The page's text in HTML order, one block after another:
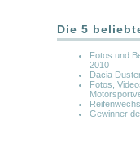
Die 5
Fotos und
2010
Dacia
Fotos,
Gewinner